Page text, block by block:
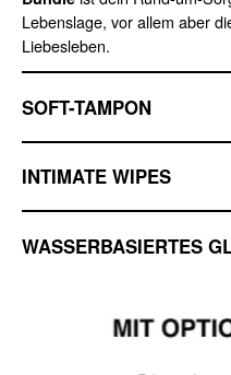
Lebenslage, vor allem aber
Liebesleben.
SOFT-TAMPON
INTIMATE WIPES
WASSERBASIERTES